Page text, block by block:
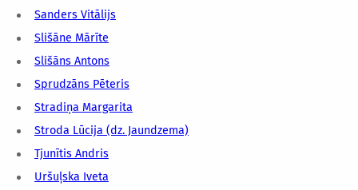
Sanders Vitālijs
Slišāne Mārīte
Slišāns Antons
Sprudzāns Pēteris
Stradiņa Margarita
Stroda Lūcija (dz. Jaundzema)
Tjunītis Andris
Uršuļska Iveta